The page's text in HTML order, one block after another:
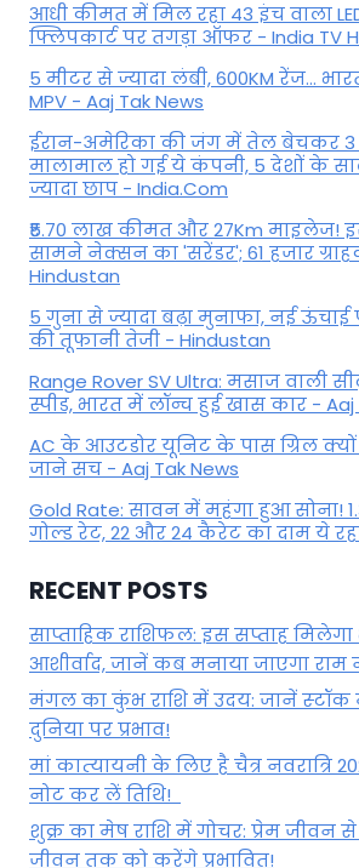
आधी कीमत में मिल रहा 43 इंच वाला
फ्लिपकार्ट पर तगड़ा ऑफर - India TV
5 मीटर से ज्यादा लंबी, 600KM रेंज...
MPV - Aaj Tak News
ईरान-अमेरिका की जंग में तेल बेचकर
मालामाल हो गई ये कंपनी, 5 देशों के
ज्यादा छाप - India.Com
₹5.70 लाख कीमत और 27Km माइलेज!
सामने नेक्सन का 'सरेंडर'; 61 हजार
Hindustan
5 गुना से ज्यादा बढ़ा मुनाफा, नई
की तूफानी तेजी - Hindustan
Range Rover SV Ultra: मसाज वाली
स्पीड, भारत में लॉन्च हुई खास कार - Aaj
AC के आउटडोर यूनिट के पास ग्रिल
जाने सच - Aaj Tak News
Gold Rate: सावन में महंगा हुआ सोना!
गोल्ड रेट, 22 और 24 कैरेट का दाम ये
RECENT POSTS
साप्ताहिक राशिफल: इस सप्ताह
आशीर्वाद, जानें कब मनाया जाएगा राम
मंगल का कुंभ राशि में उदय: जानें स्‍टॉक
दुनिया पर प्रभाव!
मां कात्‍यायनी के लिए है चैत्र नवरात्रि
नोट कर लें तिथि!
शुक्र का मेष राशि में गोचर: प्रेम जीवन
जीवन तक को करेंगे प्रभावित!